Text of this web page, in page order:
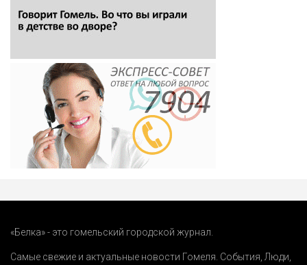
«Белка» - это гомельский городской журнал.
Самые свежие и актуальные новости Гомеля. События Люди